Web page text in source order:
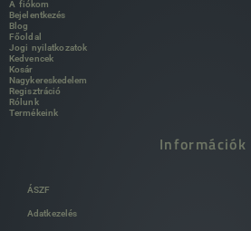
A fiókom
Bejelentkezés
Blog
Főoldal
Jogi nyilatkozatok
Kedvencek
Kosár
Nagykereskedelem
Regisztráció
Rólunk
Termékeink
Információk
ÁSZF
Adatkezelés